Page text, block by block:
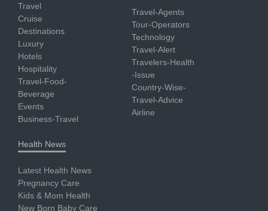
Travel
Cruise
Destinations
Luxury
Hotels
Hospitality
Travel-Food-
Beverage
Events
Business-Travel
Travel-Agents
Tour-Operators
Technology
Travel-Alert
Travelers-Health
-Issue
Country-Wise-
Travel-Advice
Airline
Health News
Latest Health News
Pregnancy Care
Kids & Mom Health
New Born Baby Care